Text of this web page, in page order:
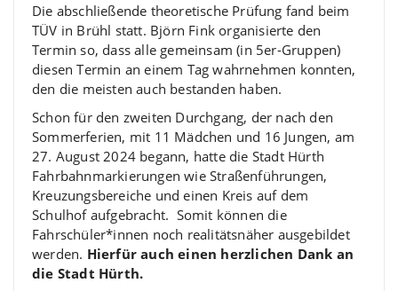
Die abschließende theoretische Prüfung fand beim
TÜV in Brühl statt. Björn Fink organisierte den
Termin so, dass alle gemeinsam (in 5er-Gruppen)
diesen Termin an einem Tag wahrnehmen konnten,
den die meisten auch bestanden haben.
Schon für den zweiten Durchgang, der nach den
Sommerferien, mit 11 Mädchen und 16 Jungen, am
27. August 2024 begann, hatte die Stadt Hürth
Fahrbahnmarkierungen wie Straßenführungen,
Kreuzungsbereiche und einen Kreis auf dem
Schulhof aufgebracht. Somit können die
Fahrschüler*innen noch realitätsnäher ausgebildet
werden. Hierfür auch einen herzlichen Dank an
die Stadt Hürth.